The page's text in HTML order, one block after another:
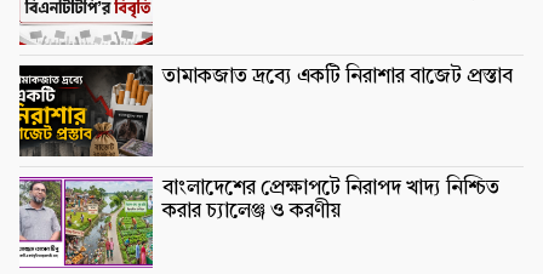
তামাকজাত দ্রব্যে একটি নিরাশার বাজেট প্রস্তাব
বাংলাদেশের প্রেক্ষাপটে নিরাপদ খাদ্য নিশ্চিত
করার চ্যালেঞ্জ ও করণীয়